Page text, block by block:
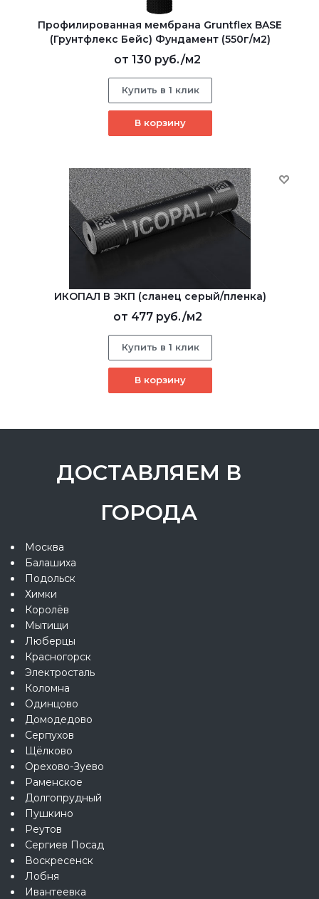
Профилированная мембрана Gruntflex BASE
(Грунтфлекс Бейс) Фундамент (550г/м2)
от 130 руб./м2
Купить в 1 клик
В корзину
ИКОПАЛ В ЭКП (сланец серый/пленка)
от 477 руб./м2
Купить в 1 клик
В корзину
ДОСТАВЛЯЕМ В
ГОРОДА
Москва
Балашиха
Подольск
Химки
Королёв
Мытищи
Люберцы
Красногорск
Электросталь
Коломна
Одинцово
Домодедово
Серпухов
Щёлково
Орехово-Зуево
Раменское
Долгопрудный
Пушкино
Реутов
Сергиев Посад
Воскресенск
Лобня
Ивантеевка